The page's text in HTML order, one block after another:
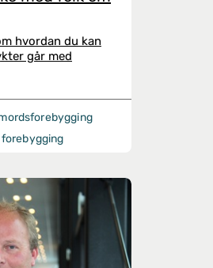
hvordan du kan
går med